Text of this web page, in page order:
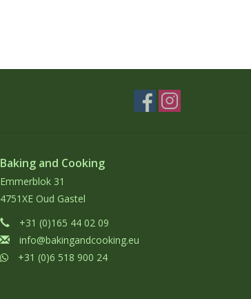
Baking and Cooking
Emmerblok 31
4751XE Oud Gastel
+31 (0)165 44 02 09
info@bakingandcooking.eu
+31 (0)6 518 900 24